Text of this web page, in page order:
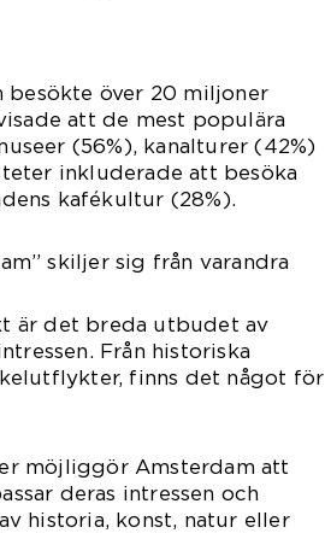
över 20 miljoner
att de mest populära
(56%), kanalturer (42%)
inkluderade att besöka
kafékultur (28%).
skiljer sig från varandra
är det breda utbudet av
Från historiska
finns det något för
möjliggör Amsterdam att
deras intressen och
historia, konst, natur eller